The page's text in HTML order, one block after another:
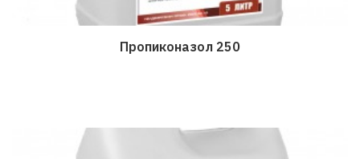
ДэлгэрэнгүйПропиконазол 250